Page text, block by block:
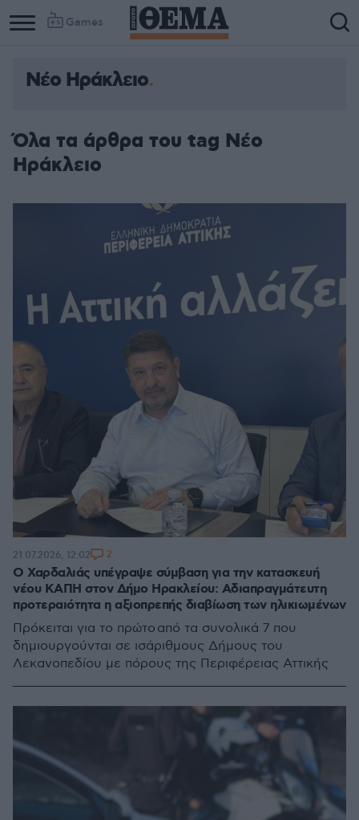
Games
Νέο Ηράκλειο
Όλα τα άρθρα του tag Νέο
Ηράκλειο
Ο Χαρδαλιάς υπέγραψε σύμβαση για την κατασκευή
νέου ΚΑΠΗ στον Δήμο Ηρακλείου: Αδιαπραγμάτευτη
προτεραιότητα η αξιοπρεπής διαβίωση των ηλικιωμένων
Πρόκειται για το πρώτο από τα συνολικά 7 που
δημιουργούνται σε ισάριθμους Δήμους του
Λεκανοπεδίου με πόρους της Περιφέρειας Αττικής
21.07.2026, 12:02 2